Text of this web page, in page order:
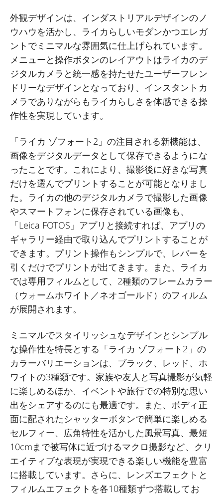
外観デザインは、インダストリアルデザインのノ
ウハウを活かし、ライカらしいモダンかつエレガ
ントでミニマルな雰囲気に仕上げられています。
メニューと操作ボタンのレイアウトはライカのデ
ジタルカメラと統一感を持たせたユーザーフレン
ドリーなデザインとなっており、インスタントカ
メラでありながらもライカらしさを体感できる操
作性を実現しています。
「ライカ ゾフォート2」の注目される新機能は、
画像をデジタルデータとして保存できるようにな
ったことです。これにより、撮影後に好きな写真
だけを選んでプリントすることが可能となりまし
た。ライカの他のデジタルカメラで撮影した画像
やスマートフォンに保存されている画像も、
「Leica FOTOS」アプリと接続すれば、アプリの
ギャラリー経由で取り込んでプリントすることが
できます。プリント操作もシンプルで、レバーを
引くだけでプリントが出てきます。また、ライカ
では専用フィルムとして、2種類のフレームカラー
（ウォームホワイト／ネオゴールド）のフィルム
が展開されます。
ミニマルでスタイリッシュなデザインとシンプル
な操作性を特長とする「ライカ ゾフォート2」の
カラーバリエーションは、ブラック、レッド、ホ
ワイトの3種類です。家族や友人と写真撮影が気軽
に楽しめるほか、イベントや旅行での特別な思い
出をシェアするのにも最適です。また、ボディ正
面に配されたシャッターボタンで簡単に楽しめる
セルフィー、広角特性を活かした風景写真、最短
10cmまで被写体に近づけるマクロ撮影など、クリ
エイティブな表現が実現できる楽しい機能を豊富
に搭載しています。さらに、レンズエフェクトと
フィルムエフェクトを各10種類ずつ搭載してお